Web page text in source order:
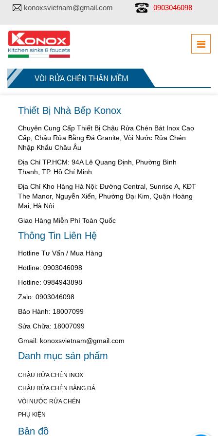
konoxsvietnam@gmail.com 0903046098
VÒI RỬA CHÉN THÂN MỀM
Thiết Bị Nhà Bếp Konox
Chuyên Cung Cấp Thiết Bị Chậu Rửa Chén Bát Inox Cao
Cấp, Chậu Rửa Bằng Đá Granite, Vòi Nước Rửa Chén
Nhập Khẩu Châu Âu
Địa Chỉ TP.HCM: 94A Lê Quang Định, Phường Bình
Thạnh, TP. Hồ Chí Minh
Địa Chỉ Kho Hàng Hà Nội: Đường Central, Sunrise A, KĐT
The Manor, Nguyễn Xiển, Phường Đại Kim, Quận Hoàng
Mai, Hà Nội.
Giao Hàng Miễn Phí Toàn Quốc
Thông Tin Liên Hệ
Hotline Tư Vấn / Mua Hàng
Hotline: 0903046098
Hotline: 0984943898
Zalo: 0903046098
Bảo Hành: 18007099
Sửa Chữa: 18007099
Gmail: konoxsvietnam@gmail.com
Danh mục sản phẩm
CHẬU RỬA CHÉN INOX
CHẬU RỬA CHÉN BẰNG ĐÁ
VÒI NƯỚC RỬA CHÉN
PHỤ KIỆN
Bản đồ